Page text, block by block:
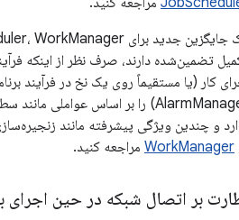
و چندین ویژگی پیشرفته مانند
WorkManager مراجعه کنید.
بر اتصال شبکه در حین اجرای